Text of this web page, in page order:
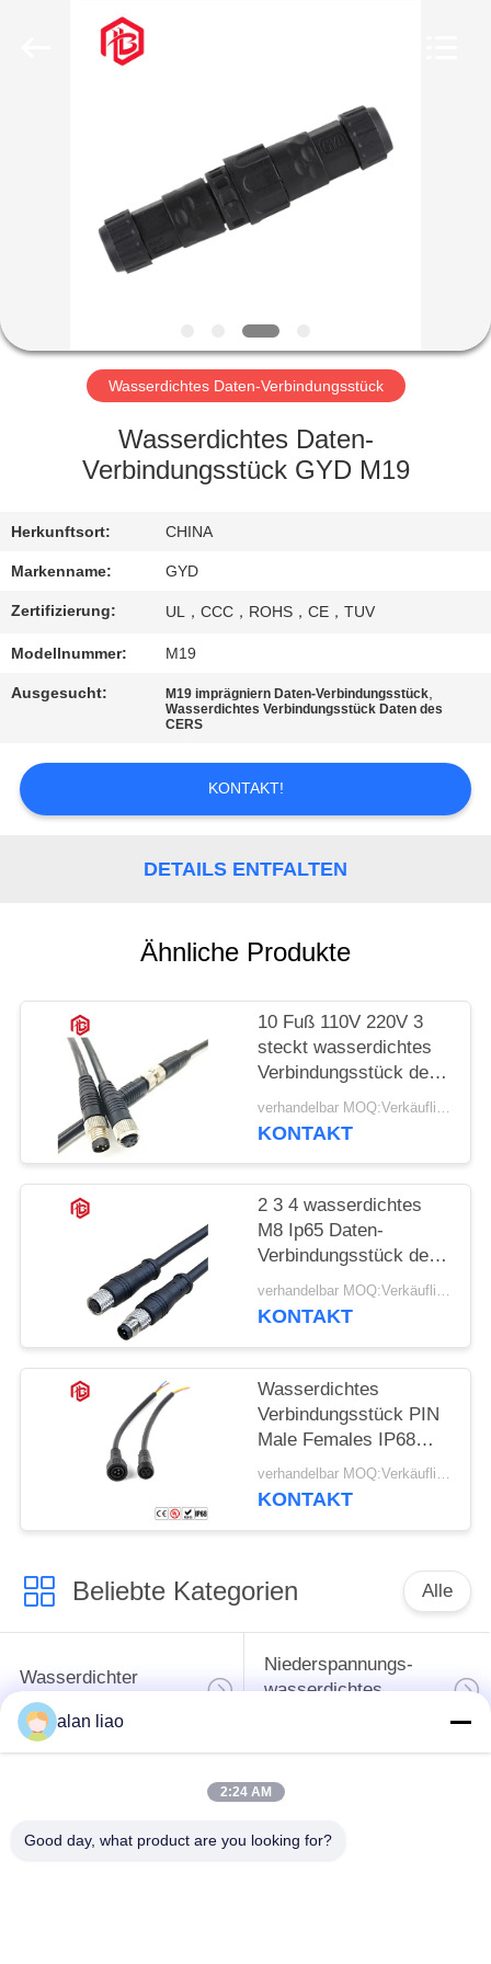
PRODUKTE
FABRIK-
AUSFLUG
QUALITÄTSKONTROLLE
SITEMAP
PRIVACY
Wasserdichtes Daten-Verbindungsstück
Wasserdichtes Daten-
Verbindungsstück GYD M19
Herkunftsort: CHINA
Markenname: GYD
Zertifizierung: UL，CCC，ROHS，CE，TUV
Modellnummer: M19
Ausgesucht: M19 imprägniern Daten-Verbindungsstück,
Wasserdichtes Verbindungsstück Daten des
CERS
KONTAKT!
DETAILS ENTFALTEN
Ähnliche Produkte
10 Fuß 110V 220V 3
steckt wasserdichtes
Verbindungsstück der
Daten-M8 fest
verhandelbar MOQ:Verkäuflich
KONTAKT
2 3 4 wasserdichtes
M8 Ip65 Daten-
Verbindungsstück des
Pole-Metallnylon-
verhandelbar MOQ:Verkäuflich
KONTAKT
Wasserdichtes
Verbindungsstück PIN
Male Females IP68
M19 des Schwarz-3
verhandelbar MOQ:Verkäuflich
KONTAKT
Beliebte Kategorien Alle
Wasserdichter
Rundsteckverbinder
Niederspannungs-
wasserdichtes
Verbindungsstück
Lampenfassung E27
alan liao
2:24 AM
Good day, what product are you looking for?